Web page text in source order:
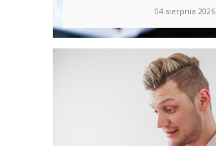
04 sierpnia 2026